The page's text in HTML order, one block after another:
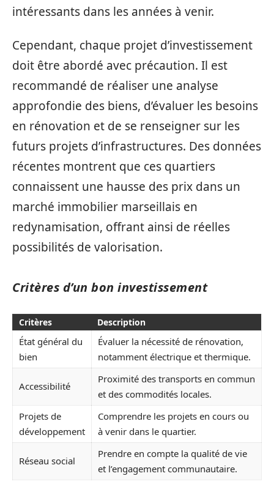
intéressants dans les années à venir.
Cependant, chaque projet d’investissement
doit être abordé avec précaution. Il est
recommandé de réaliser une analyse
approfondie des biens, d’évaluer les besoins
en rénovation et de se renseigner sur les
futurs projets d’infrastructures. Des données
récentes montrent que ces quartiers
connaissent une hausse des prix dans un
marché immobilier marseillais en
redynamisation, offrant ainsi de réelles
possibilités de valorisation.
Critères d’un bon investissement
Critères Description
État général du
bien
Évaluer la nécessité de rénovation,
notamment électrique et thermique.
Accessibilité
Proximité des transports en commun
et des commodités locales.
Projets de
développement
Comprendre les projets en cours ou
à venir dans le quartier.
Réseau social
Prendre en compte la qualité de vie
et l’engagement communautaire.